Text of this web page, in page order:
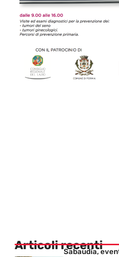
Articoli recenti
Sabaudia,